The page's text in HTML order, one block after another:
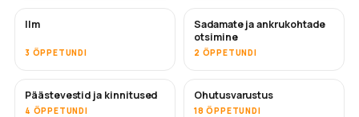
Ilm
3 ÕPPETUNDI
Sadamate ja ankrukohtade
otsimine
2 ÕPPETUNDI
Päästevestid ja kinnitused
4 ÕPPETUNDI
Ohutusvarustus
18 ÕPPETUNDI